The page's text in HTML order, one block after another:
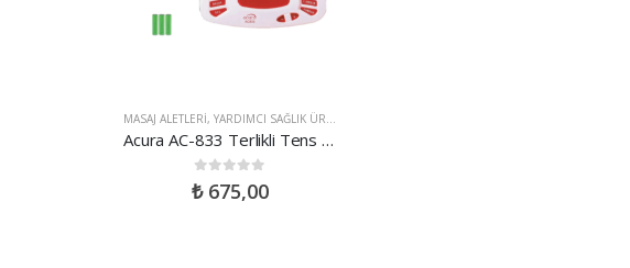
MASAJ ALETLERI, YARDIMCI SAĞLIK ÜRÜNLERI
Acura AC-833 Terlikli Tens Cihazı ve Masaj Aleti
0 out of 5
₺675,00